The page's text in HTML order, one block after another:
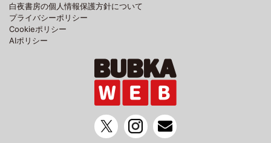
白夜書房の個人情報保護方針について
プライバシーポリシー
Cookieポリシー
AIポリシー